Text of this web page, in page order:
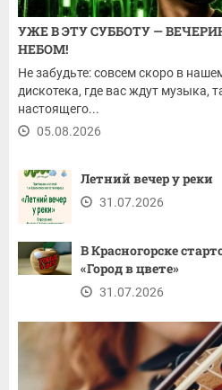
УЖЕ В ЭТУ СУББОТУ —
НЕБОМ!
Не забудьте: совсем скоро в
дискотека, где вас ждут музыка,
настоящего...
05.08.2026
Летний вечер у реки
31.07.2026
В Красногорске
«Город в цвете»
31.07.2026